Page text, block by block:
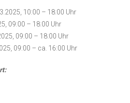
10:00 – 18:00 Uhr
09:00 – 18:00 Uhr
09:00 – 18:00 Uhr
09:00 – ca. 16:00 Uhr